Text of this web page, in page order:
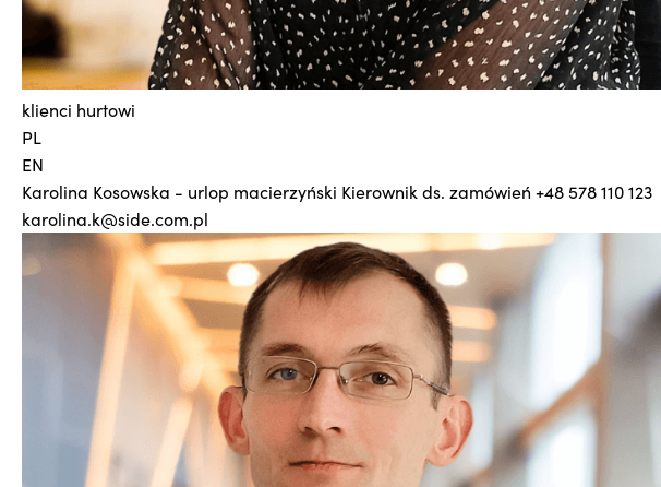
klienci hurtowi
PL
EN
Karolina Kosowska - urlop macierzyński Kierownik ds. zamówień +48 578 110 123
karolina.k@side.com.pl